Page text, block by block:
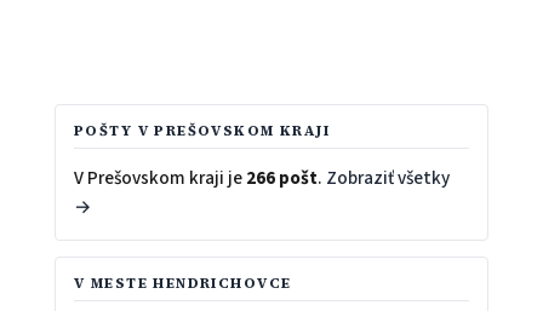
POŠTY V PREŠOVSKOM KRAJI
V Prešovskom kraji je266 pošt. Zobraziť všetky
→
V MESTE HENDRICHOVCE